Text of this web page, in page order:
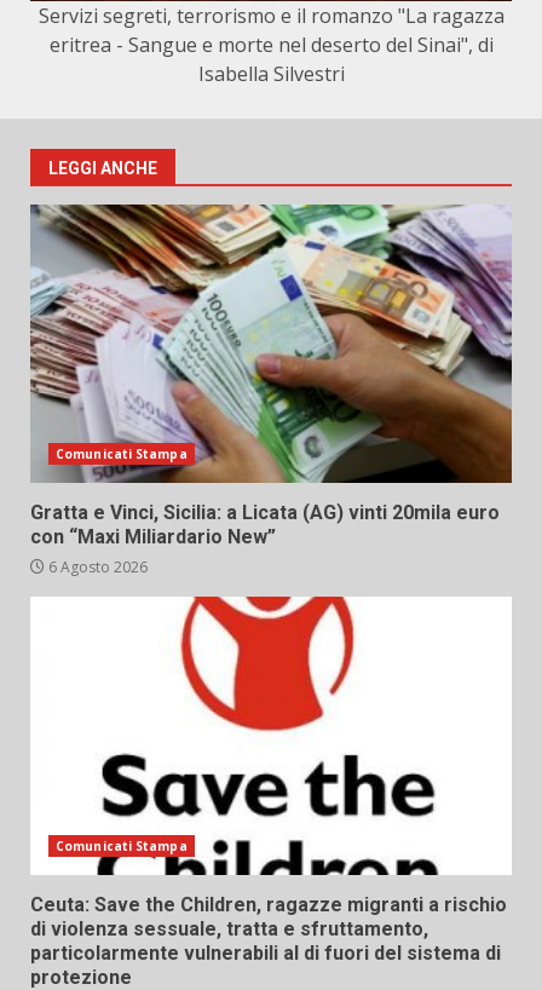
Servizi segreti, terrorismo e il romanzo "La ragazza
eritrea - Sangue e morte nel deserto del Sinai", di
Isabella Silvestri
LEGGI ANCHE
Comunicati Stampa
Gratta e Vinci, Sicilia: a Licata (AG) vinti 20mila euro
con “Maxi Miliardario New”
6 Agosto 2026
Comunicati Stampa
Ceuta: Save the Children, ragazze migranti a rischio
di violenza sessuale, tratta e sfruttamento,
particolarmente vulnerabili al di fuori del sistema di
protezione